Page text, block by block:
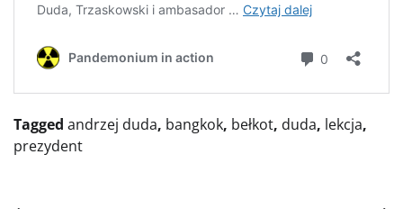
Tagged andrzej duda, bangkok, bełkot, duda, lekcja,
prezydent